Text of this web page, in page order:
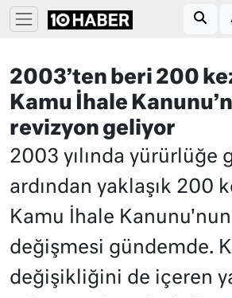
2003’ten beri 200
Kamu İhale
revizyon geliyor
2003 yılında yürürlüğe
ardından yaklaşık 200
Kamu İhale
değişmesi gündemde.
değişikliğini de içeren